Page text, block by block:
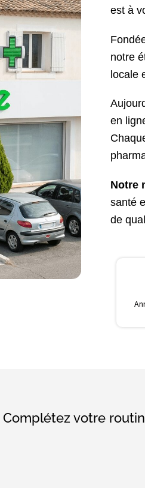
est à
notre
locale
en
Notre
santé
de
Complétez votre